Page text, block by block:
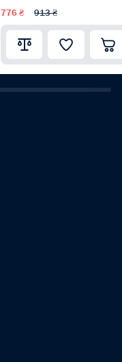
40/80/100/150 мм) PRO
WP204306
776 ₴ 913 ₴